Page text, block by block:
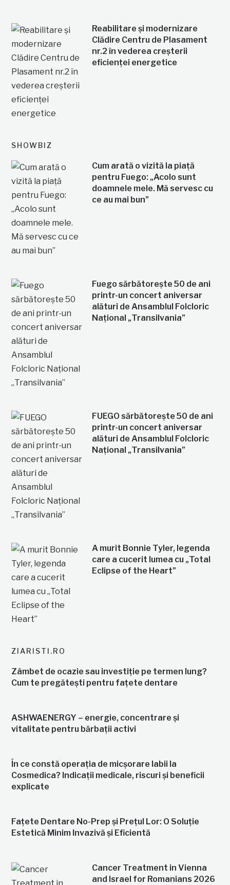
Reabilitare și modernizare
Clădire Centru de Plasament
nr.2 în vederea creșterii
eficienței energetice
SHOWBIZ
Cum arată o vizită la piață
pentru Fuego: „Acolo sunt
doamnele mele. Mă servesc cu
ce au mai bun”
Fuego sărbătorește 50 de ani
printr-un concert aniversar
alături de Ansamblul Folcloric
Național „Transilvania”
FUEGO sărbătorește 50 de ani
printr-un concert aniversar
alături de Ansamblul Folcloric
Național „Transilvania”
A murit Bonnie Tyler, legenda
care a cucerit lumea cu „Total
Eclipse of the Heart”
ZIARISTI.RO
Zâmbet de ocazie sau investiție pe termen lung?
Cum te pregătești pentru fațete dentare
ASHWAENERGY – energie, concentrare și
vitalitate pentru bărbații activi
În ce constă operația de micșorare labii la
Cosmedica? Indicații medicale, riscuri și beneficii
explicate
Fațete Dentare No-Prep și Prețul Lor: O Soluție
Estetică Minim Invazivă și Eficientă
Cancer Treatment in Vienna
and Israel for Romanians 2026